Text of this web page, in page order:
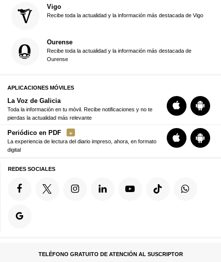
Vigo
Recibe toda la actualidad y la información más destacada de Vigo
Ourense
Recibe toda la actualidad y la información más destacada de
Ourense
APLICACIONES MÓVILES
La Voz de Galicia
Toda la información en tu móvil. Recibe notificaciones y no te
pierdas la actualidad más relevante
Periódico en PDF
La experiencia de lectura del diario impreso, ahora, en formato
digital
REDES SOCIALES
TELÉFONO GRATUITO DE ATENCIÓN AL SUSCRIPTOR